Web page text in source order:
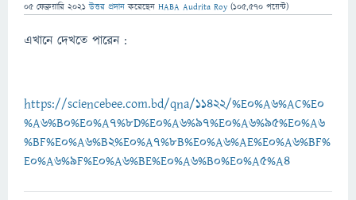
05 ফেব্রুয়ারি 2021 উত্তর প্রদান করেছেন HABA Audrita Roy (105,570 পয়েন্ট)
এখানে দেখতে পারেন :
https://sciencebee.com.bd/qna/11422/%E0%A6%AC%E0
%A6%B0%E0%A7%8D%E0%A6%97%E0%A6%95%E0%A6
%BF%E0%A6%B2%E0%A7%8B%E0%A6%AE%E0%A6%BF%
E0%A6%9F%E0%A6%BE%E0%A6%B0%E0%A5%A4